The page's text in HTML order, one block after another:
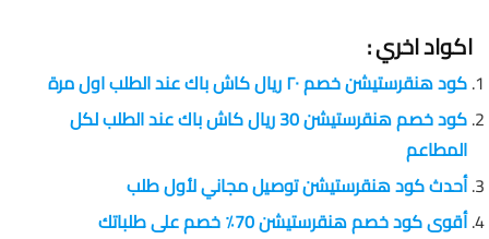
اكواد اخري :
كود هنقرستيشن خصم ٢٠ ريال كاش باك عند الطلب اول مرة
كود خصم هنقرستيشن 30 ريال كاش باك عند الطلب لكل
المطاعم
أحدث كود هنقرستيشن توصيل مجاني لأول طلب
أقوى كود خصم هنقرستيشن 70٪ خصم على طلباتك